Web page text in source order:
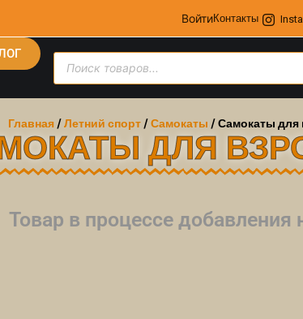
ВойтиКонтакты
Главная /Летний спорт /Самокаты / Самокаты для
ДЛЯ
Товар в процессе